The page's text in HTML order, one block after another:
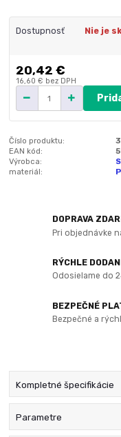
Dostupnosť Nie je
20,42 €
16,60 € bez DPH
Číslo produktu:
EAN kód:
Výrobca:
materiál:
DOPRAVA
Pri objednávke
RÝCHLE
Odosielame do
BEZPEČNÉ
Bezpečné a
Kompletné špecifikácie
Parametre